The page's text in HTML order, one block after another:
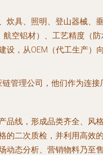
炊具、照明、登山器械、
航空铝材）、工艺精度（
设，从OEM（代工生产
管理公司，他们作为连
品线，形成品类齐全、风
的二次质检，并利用高效
动态分析、营销物料乃至